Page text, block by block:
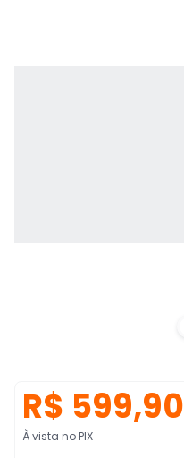
R$ 599,90
À vista no PIX